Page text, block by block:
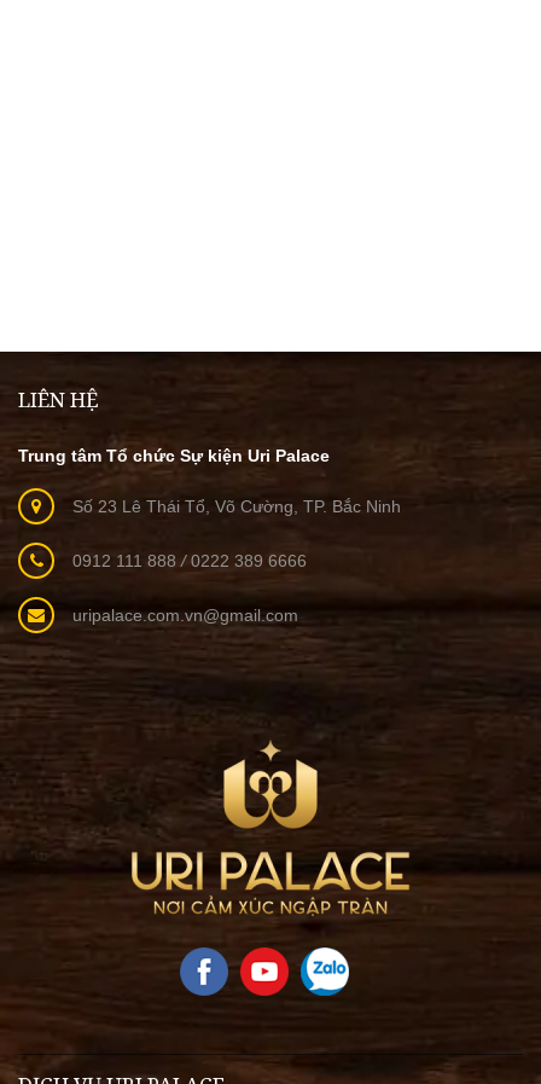
LIÊN HỆ
Trung tâm Tổ chức Sự kiện Uri Palace
Số 23 Lê Thái Tổ, Võ Cường, TP. Bắc Ninh
0912 111 888/0222 389 6666
uripalace.com.vn@gmail.com